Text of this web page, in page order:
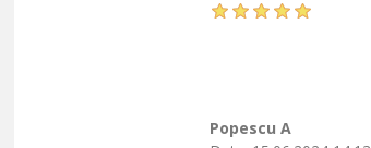
Popescu A